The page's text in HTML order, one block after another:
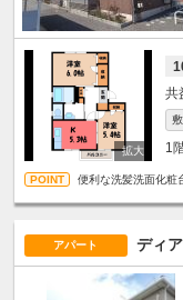
敷
1
便利な洗髪洗面化粧
アパート ディ